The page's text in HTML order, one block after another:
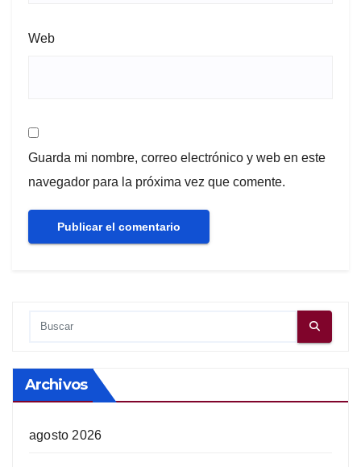
Web
Guarda mi nombre, correo electrónico y web en este
navegador para la próxima vez que comente.
Archivos
agosto 2026